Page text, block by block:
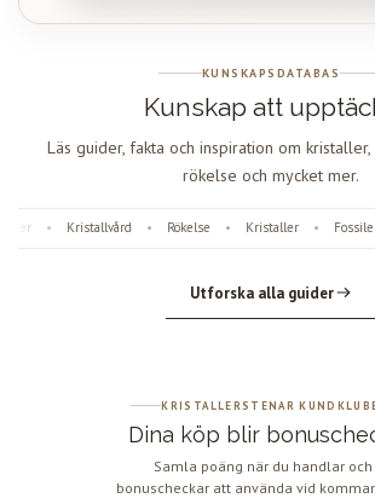
KUNSKAPSDATABAS
Kunskap att
Läs guider, fakta och inspiration om
rökelse och mycket mer.
• Kristallvård • Rökelse • Kristaller • Fossiler
Utforska alla guider
KRISTALLERSTENAR
Dina köp blir
Samla poäng när du handlar och
bonuscheckar att använda vid